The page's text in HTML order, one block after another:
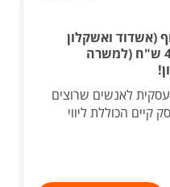
(אשדוד ואשקלון
50%) + מענק 4,000 ש"ח (למשרה
לאנשים שרוצים
הכוללת ליווי